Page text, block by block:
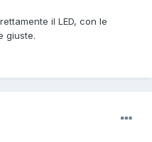
il LED, con le
giuste.